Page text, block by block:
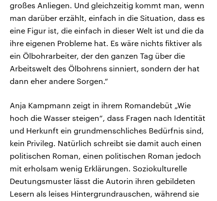
großes Anliegen. Und gleichzeitig kommt man, wenn
man darüber erzählt, einfach in die Situation, dass es
eine Figur ist, die einfach in dieser Welt ist und die da
ihre eigenen Probleme hat. Es wäre nichts fiktiver als
ein Ölbohrarbeiter, der den ganzen Tag über die
Arbeitswelt des Ölbohrens sinniert, sondern der hat
dann eher andere Sorgen.“
Anja Kampmann zeigt in ihrem Romandebüt „Wie
hoch die Wasser steigen“, dass Fragen nach Identität
und Herkunft ein grundmenschliches Bedürfnis sind,
kein Privileg. Natürlich schreibt sie damit auch einen
politischen Roman, einen politischen Roman jedoch
mit erholsam wenig Erklärungen. Soziokulturelle
Deutungsmuster lässt die Autorin ihren gebildeten
Lesern als leises Hintergrundrauschen, während sie